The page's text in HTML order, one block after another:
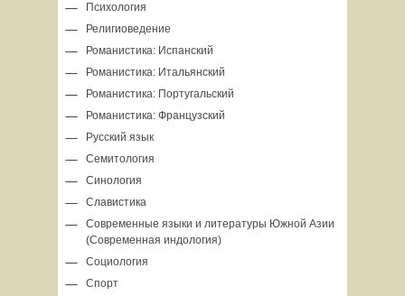
Психология
Религиоведение
Романистика: Испанский
Романистика: Итальянский
Романистика: Португальский
Романистика: Французский
Русский язык
Семитология
Синология
Славистика
Современные языки и литературы Южной Азии
(Современная индология)
Социология
Спорт